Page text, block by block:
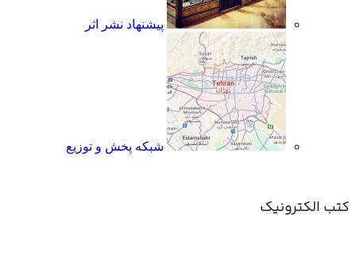
پیشنهاد نشر اثر
شبکه پخش و توزیع
کتب الکترونیک